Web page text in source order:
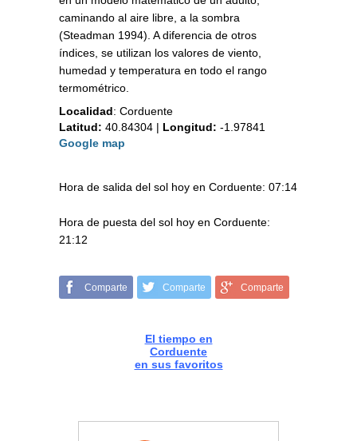
caminando al aire libre, a la sombra
(Steadman 1994). A diferencia de otros
índices, se utilizan los valores de viento,
humedad y temperatura en todo el rango
termométrico.
Localidad: Corduente
Latitud: 40.84304 | Longitud: -1.97841
Google map
Hora de salida del sol hoy en Corduente: 07:14
Hora de puesta del sol hoy en Corduente:
21:12
Comparte Comparte Comparte
El tiempo en
Corduente
en sus favoritos